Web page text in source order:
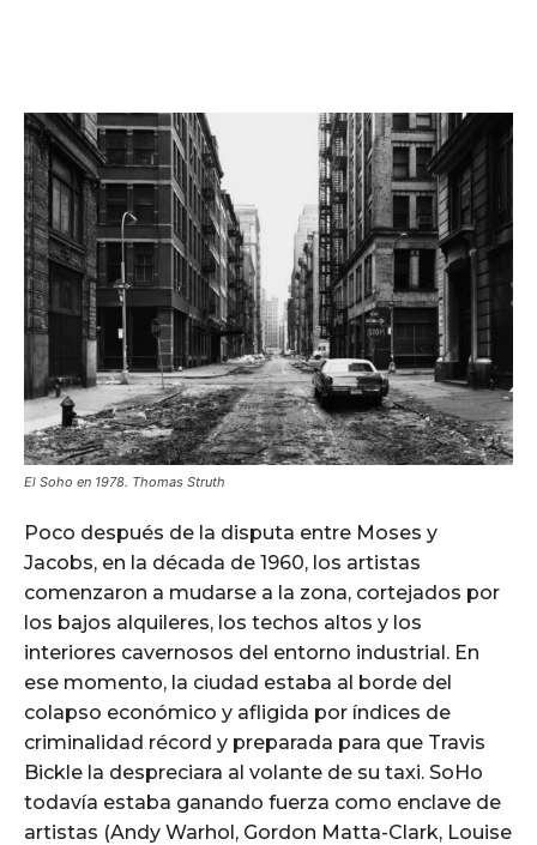
El Soho en 1978. Thomas Struth
Poco después de la disputa entre Moses y
Jacobs, en la década de 1960, los artistas
comenzaron a mudarse a la zona, cortejados por
los bajos alquileres, los techos altos y los
interiores cavernosos del entorno industrial. En
ese momento, la ciudad estaba al borde del
colapso económico y afligida por índices de
criminalidad récord y preparada para que Travis
Bickle la despreciara al volante de su taxi. SoHo
todavía estaba ganando fuerza como enclave de
artistas (Andy Warhol, Gordon Matta-Clark, Louise